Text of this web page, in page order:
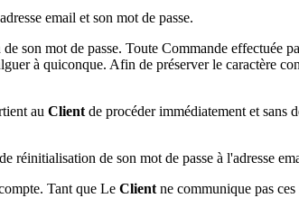
email et son mot de passe.
son mot de passe. Toute Commande effectuée
à quiconque. Afin de préserver le caractère
au Client de procéder immédiatement et sans
de son mot de passe à l'adresse
Tant que Le Client ne communique pas ces